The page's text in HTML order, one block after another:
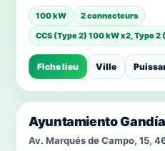
100 kW
2 connecteurs
CCS (Type 2) 100 kW x2, Type
Fiche lieu Ville
Ayuntamiento Gandía
Av. Marqués de Campo, 15,